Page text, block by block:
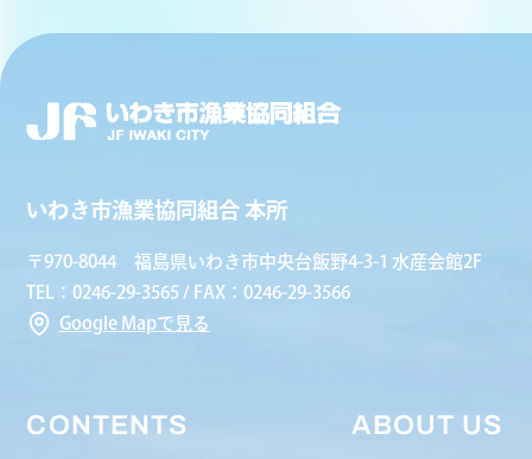
いわき市漁業協同組合 本所
〒970-8044 福島県いわき市中央台飯野4-3-1 水産会館2F
TEL：0246-29-3565 / FAX：0246-29-3566
Google Mapで見る
CONTENTS ABOUT US